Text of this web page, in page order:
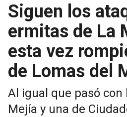
Siguen los
ermitas de La
esta vez
de Lomas del
Al igual que pasó con
Mejía y una de